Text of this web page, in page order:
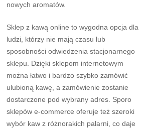
nowych aromatów.
Sklep z kawą online to wygodna opcja dla
ludzi, którzy nie mają czasu lub
sposobności odwiedzenia stacjonarnego
sklepu. Dzięki sklepom internetowym
można łatwo i bardzo szybko zamówić
ulubioną kawę, a zamówienie zostanie
dostarczone pod wybrany adres. Sporo
sklepów e-commerce oferuje też szeroki
wybór kaw z różnorakich palarni, co daje